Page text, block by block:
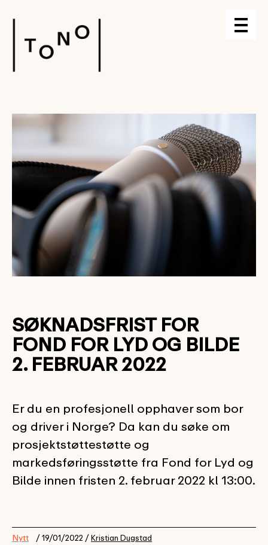
SØKNADSFRIST FOR
FOND FOR LYD OG BILDE
2. FEBRUAR 2022
Er du en profesjonell opphaver som bor
og driver i Norge? Da kan du søke om
prosjektstøttestøtte og
markedsføringsstøtte fra Fond for Lyd og
Bilde innen fristen 2. februar 2022 kl 13:00.
Nytt / 19/01/2022 /Kristian Dugstad